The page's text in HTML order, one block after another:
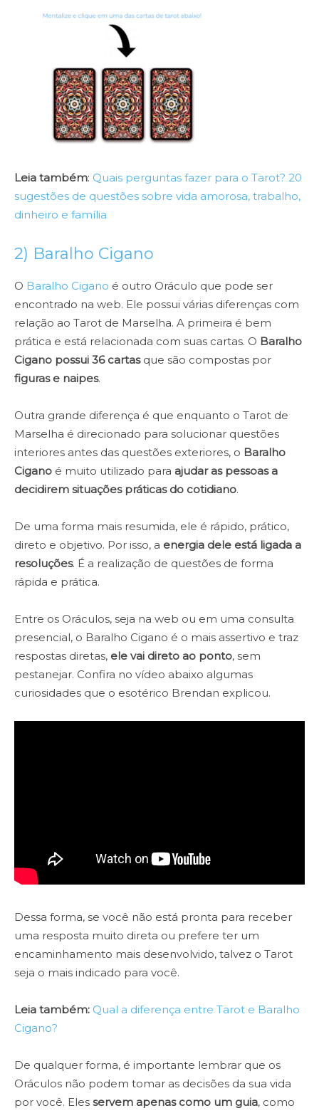
Leia também: Quais perguntas fazer para o Tarot? 20
sugestões de questões sobre vida amorosa, trabalho,
dinheiro e família
2) Baralho Cigano
O Baralho Cigano é outro Oráculo que pode ser
encontrado na web. Ele possui várias diferenças com
relação ao Tarot de Marselha. A primeira é bem
prática e está relacionada com suas cartas. O Baralho
Cigano possui 36 cartasque são compostas por
figuras e naipes.
Outra grande diferença é que enquanto o Tarot de
Marselha é direcionado para solucionar questões
interiores antes das questões exteriores, o Baralho
Cigano é muito utilizado para ajudar as pessoas a
decidirem situações práticas do cotidiano.
De uma forma mais resumida, ele é rápido, prático,
direto e objetivo. Por isso, a energia dele está ligada a
resoluções. É a realização de questões de forma
rápida e prática.
Entre os Oráculos, seja na web ou em uma consulta
presencial, o Baralho Cigano é o mais assertivo e traz
respostas diretas, ele vai direto ao ponto, sem
pestanejar. Confira no vídeo abaixo algumas
curiosidades que o esotérico Brendan explicou.
Dessa forma, se você não está pronta para receber
uma resposta muito direta ou prefere ter um
encaminhamento mais desenvolvido, talvez o Tarot
seja o mais indicado para você.
Leia também: Qual a diferença entre Tarot e Baralho
Cigano?
De qualquer forma, é importante lembrar que os
Oráculos não podem tomar as decisões da sua vida
por você. Eles servem apenas como um guia, como